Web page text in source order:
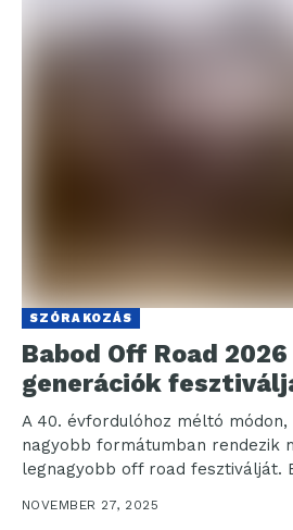
SZÓRAKOZÁS
Babod Off Road
generációk
A 40. évfordulóhoz méltó módon,
nagyobb formátumban rendezik
legnagyobb off road fesztiválját.
NOVEMBER 27, 2025